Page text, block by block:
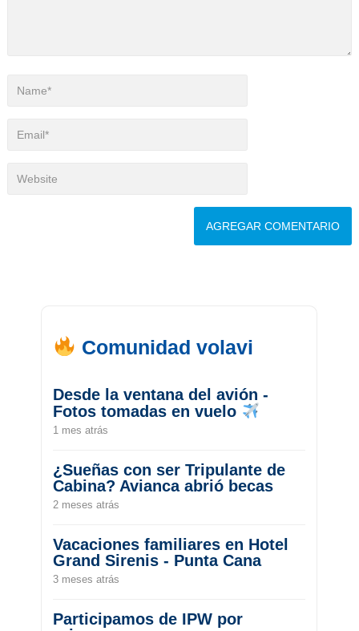
Comunidad volavi
Desde la ventana del avión -
Fotos tomadas en vuelo
1 mes atrás
¿Sueñas con ser Tripulante de
Cabina? Avianca abrió becas
2 meses atrás
Vacaciones familiares en Hotel
Grand Sirenis - Punta Cana
3 meses atrás
Participamos de IPW por